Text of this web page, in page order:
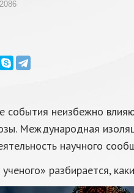
2086
события неизбежно
Международная
научного
разбирается,